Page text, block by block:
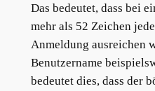
Das bedeutet, dass bei
mehr als 52 Zeichen
Anmeldung ausreichen
Benutzername
bedeutet dies, dass der